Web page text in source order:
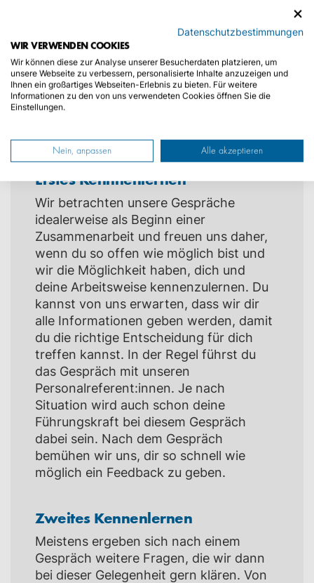
Nachdem du dich online bei uns
beworben hast, erhältst du von uns
kurzfristig eine Bestätigung per E-Mail.
Mehr über unser Unternehmen und
offene Stellen findest du auf der
Erstes Kennnenlernen
Wir betrachten unsere Gespräche
idealerweise als Beginn einer
Zusammenarbeit und freuen uns daher,
wenn du so offen wie möglich bist und
wir die Möglichkeit haben, dich und
deine Arbeitsweise kennenzulernen. Du
kannst von uns erwarten, dass wir dir
alle Informationen geben werden, damit
du die richtige Entscheidung für dich
treffen kannst. In der Regel führst du
das Gespräch mit unseren
Personalreferent:innen. Je nach
Situation wird auch schon deine
Führungskraft bei diesem Gespräch
dabei sein. Nach dem Gespräch
bemühen wir uns, dir so schnell wie
möglich ein Feedback zu geben.
Zweites Kennenlernen
Meistens ergeben sich nach einem
Gespräch weitere Fragen, die wir dann
bei dieser Gelegenheit gern klären. Von
Datenschutzbestimmungen
WIR VERWENDEN COOKIES
Wir können diese zur Analyse unserer Besucherdaten platzieren, um
unsere Webseite zu verbessern, personalisierte Inhalte anzuzeigen und
Ihnen ein großartiges Webseiten-Erlebnis zu bieten. Für weitere
Informationen zu den von uns verwendeten Cookies öffnen Sie die
Einstellungen.
Nein, anpassen Alle akzeptieren